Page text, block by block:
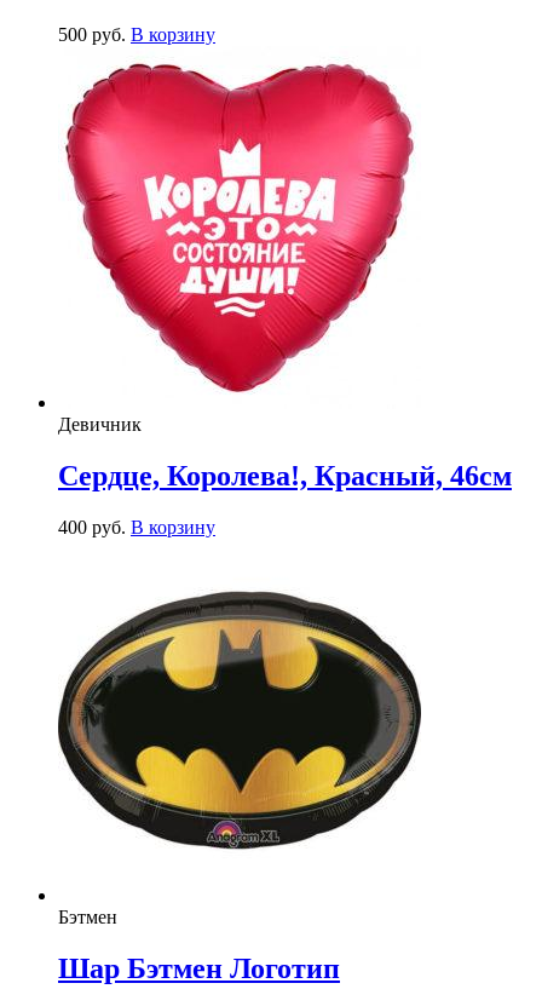
500 руб. В корзину
Девичник
Сердце, Королева!, Красный, 46см
400 руб. В корзину
Бэтмен
Шар Бэтмен Логотип